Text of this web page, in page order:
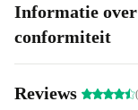
megapixels maak
perspectief. Ben
camera aan de
technologie
Informatie
conformiteit
Reviews